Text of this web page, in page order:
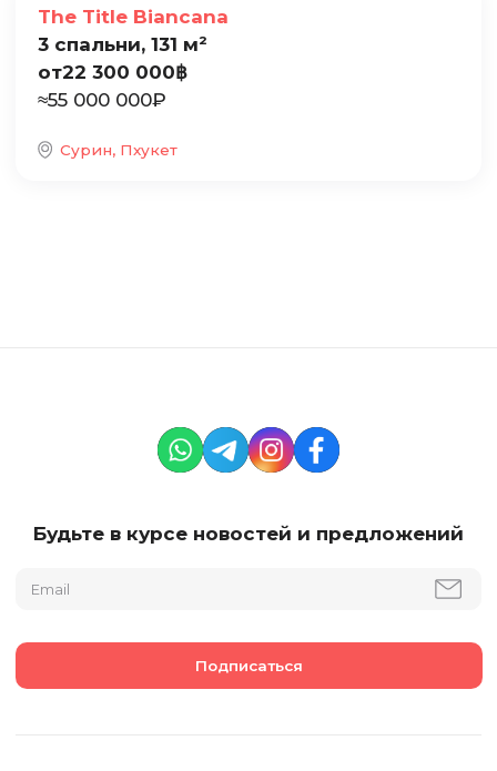
The Title Biancana
3 спальни, 131 м²
от22 300 000฿
≈55 000 000₽
Сурин, Пхукет
Будьте в курсе новостей и предложений